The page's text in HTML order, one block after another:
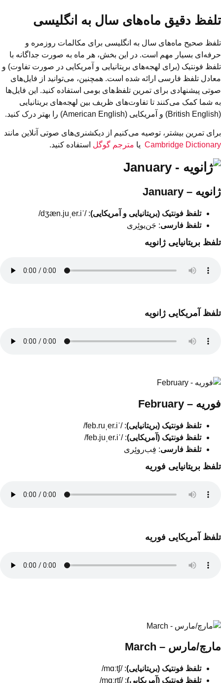
تلفظ دقیق ماه‌های سال به انگلیسی
تلفظ صحیح ماه‌های سال به انگلیسی برای مکالمات روزمره و
حرفه‌ای بسیار مهم است. در این بخش، هر ماه به صورت جداگانه با
تلفظ فونتیک (برای لهجه‌های بریتانیایی و آمریکایی در صورت تفاوت) و
معادل تلفظ فارسی ارائه شده است. همچنین، می‌توانید از فایل‌های
صوتی پیشنهادی برای تمرین تلفظ‌های بومی استفاده کنید. این فایل‌ها
به شما کمک می‌کنند تا تفاوت‌های ظریف بین لهجه‌های بریتانیایی
(British English) و آمریکایی (American English) را بهتر درک کنید.
برای تمرین بیشتر، توصیه می‌کنیم از دیکشنری‌های صوتی آنلاین مانند
Cambridge Dictionary یا مترجم گوگل استفاده کنید.
ژانویه – January
تلفظ فونتیک (بریتانیایی و آمریکایی): /ˈdʒæn.juˌer.i/
تلفظ فارسی: جَن‌یوئِری
تلفظ بریتانیایی ژانویه
تلفظ آمریکایی ژانویه
فوریه – February
تلفظ فونتیک (بریتانیایی): /ˈfeb.ruˌer.i/
تلفظ فونتیک (آمریکایی): /ˈfeb.juˌer.i/
تلفظ فارسی: فِب‌روئِری
تلفظ بریتانیایی فوریه
تلفظ آمریکایی فوریه
مارچ/مارس – March
تلفظ فونتیک (بریتانیایی): /mɑːtʃ/
تلفظ فونتیک (آمریکایی): /mɑːrtʃ/